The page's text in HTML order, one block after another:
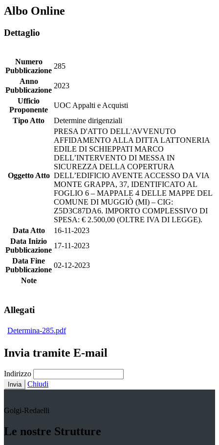
Albo Online
Dettaglio
Numero
Pubblicazione
285
Anno
Pubblicazione
2023
Ufficio
Proponente
UOC Appalti e Acquisti
Tipo Atto
Determine dirigenziali
Oggetto Atto
PRESA D'ATTO DELL'AVVENUTO
AFFIDAMENTO ALLA DITTA LATTONERIA
EDILE DI SCHIEPPATI MARCO
DELL’INTERVENTO DI MESSA IN
SICUREZZA DELLA COPERTURA
DELL’EDIFICIO AVENTE ACCESSO DA VIA
MONTE GRAPPA, 37, IDENTIFICATO AL
FOGLIO 6 – MAPPALE 4 DELLE MAPPE DEL
COMUNE DI MUGGIÒ (MI) – CIG:
Z5D3C87DA6. IMPORTO COMPLESSIVO DI
SPESA: € 2.500,00 (OLTRE IVA DI LEGGE).
Data Atto
16-11-2023
Data Inizio
Pubblicazione
17-11-2023
Data Fine
Pubblicazione
02-12-2023
Note
Allegati
Determina-285.pdf
Invia tramite E-mail
Indirizzo
Invia Chiudi
Golgi-Redaelli
Le nostre Strutture